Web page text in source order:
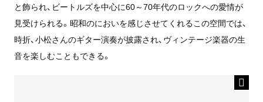
と飾られ、ビートルズを中心に60～70年代のロックへの愛情が
見受けられる。昭和のにおいを感じさせてくれるこの空間では、
時折、小松さんのギター演奏が披露され、ヴィンテージ楽器の生
音を楽しむこともできる。